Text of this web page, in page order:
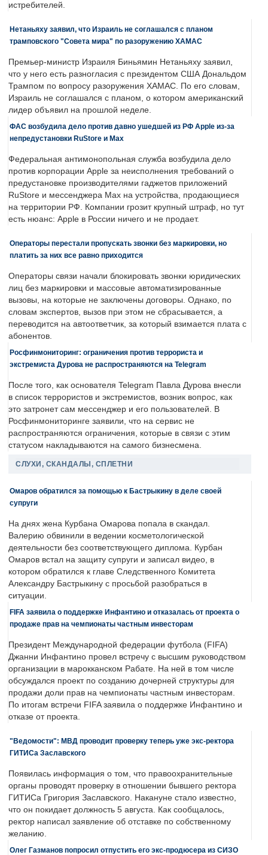
истребителей.
Нетаньяху заявил, что Израиль не соглашался с планом
трамповского "Совета мира" по разоружению ХАМАС
Премьер-министр Израиля Биньямин Нетаньяху заявил,
что у него есть разногласия с президентом США Дональдом
Трампом по вопросу разоружения ХАМАС. По его словам,
Израиль не соглашался с планом, о котором американский
лидер объявил на прошлой неделе.
ФАС возбудила дело против давно ушедшей из РФ Apple из-за
непредустановки RuStore и Max
Федеральная антимонопольная служба возбудила дело
против корпорации Apple за неисполнения требований о
предустановке производителями гаджетов приложений
RuStore и мессенджера Max на устройства, продающиеся
на территории РФ. Компании грозит крупный штраф, но тут
есть нюанс: Apple в России ничего и не продает.
Операторы перестали пропускать звонки без маркировки, но
платить за них все равно приходится
Операторы связи начали блокировать звонки юридических
лиц без маркировки и массовые автоматизированные
вызовы, на которые не заключены договоры. Однако, по
словам экспертов, вызов при этом не сбрасывается, а
переводится на автоответчик, за который взимается плата с
абонентов.
Росфинмониторинг: ограничения против террориста и
экстремиста Дурова не распространяются на Telegram
После того, как основателя Telegram Павла Дурова внесли
в список террористов и экстремистов, возник вопрос, как
это затронет сам мессенджер и его пользователей. В
Росфинмониторинге заявили, что на сервис не
распространяются ограничения, которые в связи с этим
статусом накладываются на самого бизнесмена.
СЛУХИ, СКАНДАЛЫ, СПЛЕТНИ
Омаров обратился за помощью к Бастрыкину в деле своей
супруги
На днях жена Курбана Омарова попала в скандал.
Валерию обвинили в ведении косметологической
деятельности без соответствующего диплома. Курбан
Омаров встал на защиту супруги и записал видео, в
котором обратился к главе Следственного Комитета
Александру Бастрыкину с просьбой разобраться в
ситуации.
FIFA заявила о поддержке Инфантино и отказалась от проекта о
продаже прав на чемпионаты частным инвесторам
Президент Международной федерации футбола (FIFA)
Джанни Инфантино провел встречу с высшим руководством
организации в марокканском Рабате. На ней в том числе
обсуждался проект по созданию дочерней структуры для
продажи доли прав на чемпионаты частным инвесторам.
По итогам встречи FIFA заявила о поддержке Инфантино и
отказе от проекта.
"Ведомости": МВД проводит проверку теперь уже экс-ректора
ГИТИСа Заславского
Появилась информация о том, что правоохранительные
органы проводят проверку в отношении бывшего ректора
ГИТИСа Григория Заславского. Накануне стало известно,
что он покидает должность 5 августа. Как сообщалось,
ректор написал заявление об отставке по собственному
желанию.
Олег Газманов попросил отпустить его экс-продюсера из СИЗО